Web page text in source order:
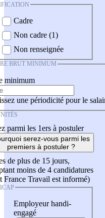
Cadre
Non cadre (1)
Non renseignée
BRUT MINIMUM
minimum
une périodicité pour le
parmi les 1ers à postuler
serez-vous parmi les
premiers à postuler ?
de plus de 15 jours,
moins de 4 candidatures
France Travail est informé)
Employeur handi-
engagé